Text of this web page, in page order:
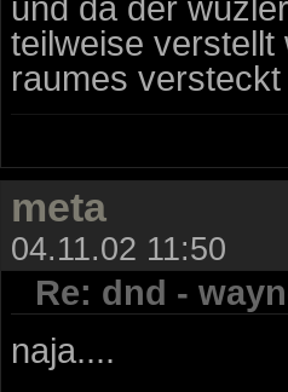
teilweise
raumes
meta
04.11.02 11:50
Re: dnd -
naja....